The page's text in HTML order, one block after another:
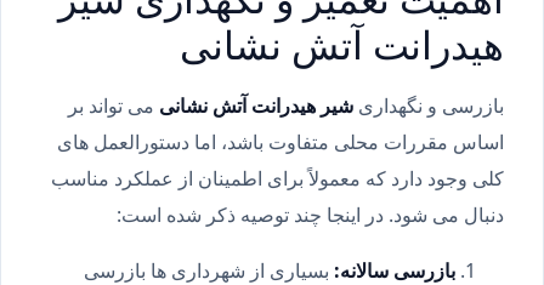
هیدرانت آتش نشانی
بازرسی و نگهداریشیر هیدرانت آتش نشانیمی تواند بر
اساس مقررات محلی متفاوت باشد، اما دستورالعمل های
کلی وجود دارد که معمولاً برای اطمینان از عملکرد مناسب
دنبال می شود. در اینجا چند توصیه ذکر شده است:
بازرسی سالانه:بسیاری از شهرداری ها بازرسی